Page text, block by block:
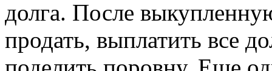
долга. После
продать, выплатить все